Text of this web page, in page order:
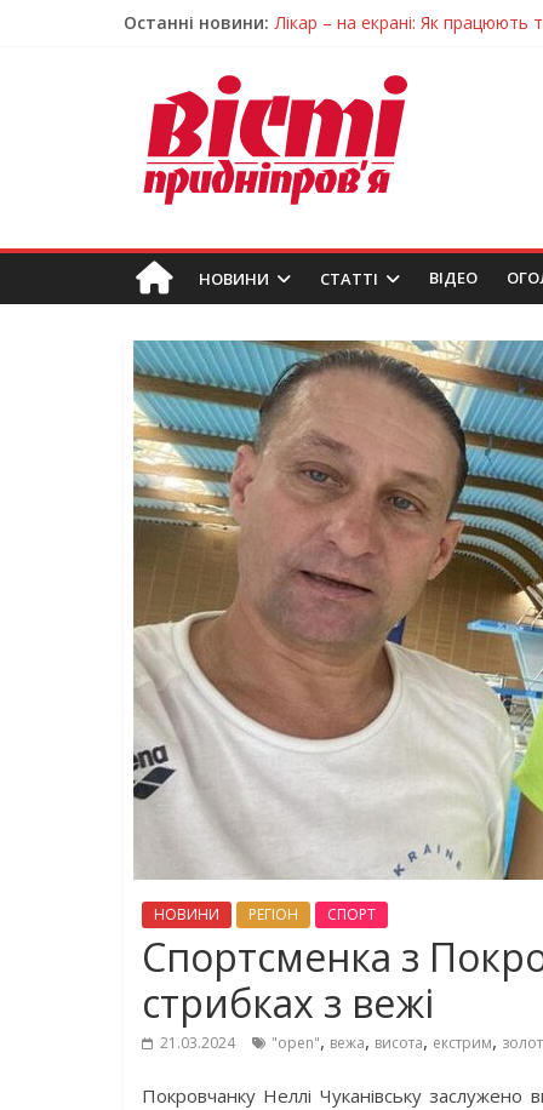
Останні новини: Лікар – на екрані: Як працюють
Пошуки тривають: на
Ветерани Дніпропетровщини
Говорити про воду без паніки:
НОВИНИ СТАТТІ ВIДЕО
НОВИНИ РЕГІОН СПОРТ
Спортсменка з
стрибках з вежі
21.03.2024 "open", вежа, висота, екстрим,
Покровчанку Неллі Чуканівську